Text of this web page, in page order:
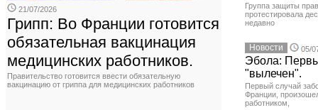
21/07/2026
Грипп: Во Франции готовится
обязательная вакцинация
медицинских работников.
Правительство готовится ввести обязательную
вакцинацию от гриппа для медицинских работников
Группа защиты
протестировала
недавно
Новости 05/
Эбола:
"вылечен".
Первый случай
Франции,
работником,